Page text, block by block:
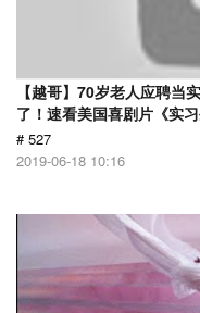
【越哥】70岁老人应聘当
了！速看美国喜剧片《实习
# 527
2019-06-18 10:16